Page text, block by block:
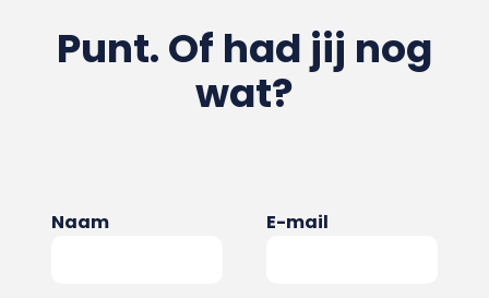
Punt. Of had jij nog
wat?
Naam E-mail